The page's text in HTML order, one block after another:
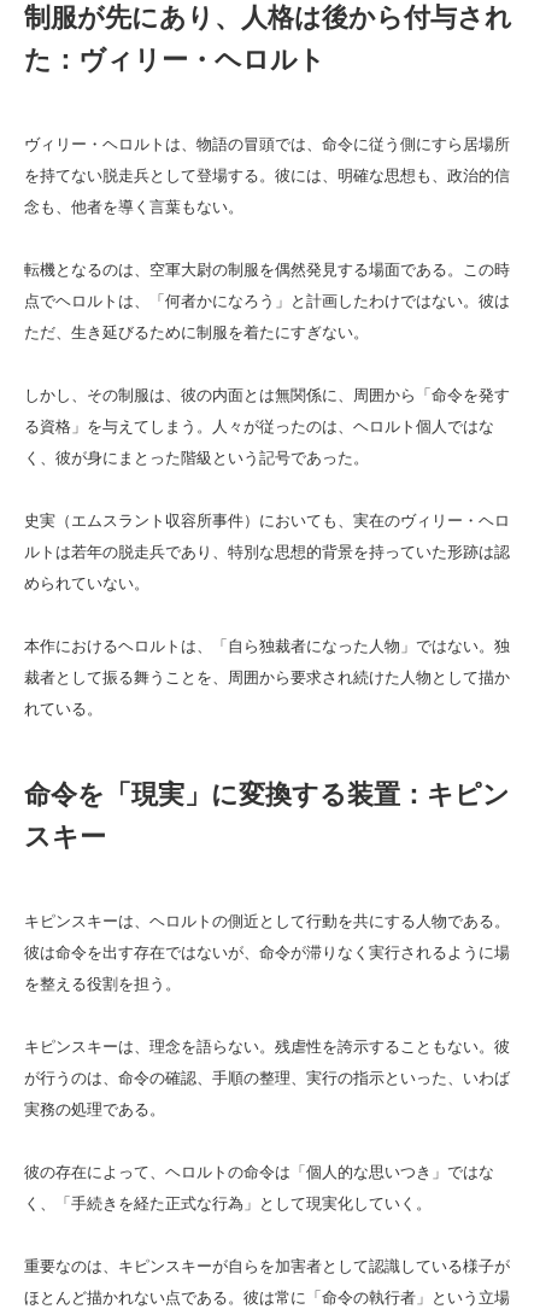
制服が先にあり、人格は後から付与され
た：ヴィリー・ヘロルト
ヴィリー・ヘロルトは、物語の冒頭では、命令に従う側にすら居場所
を持てない脱走兵として登場する。彼には、明確な思想も、政治的信
念も、他者を導く言葉もない。
転機となるのは、空軍大尉の制服を偶然発見する場面である。この時
点でヘロルトは、「何者かになろう」と計画したわけではない。彼は
ただ、生き延びるために制服を着たにすぎない。
しかし、その制服は、彼の内面とは無関係に、周囲から「命令を発す
る資格」を与えてしまう。人々が従ったのは、ヘロルト個人ではな
く、彼が身にまとった階級という記号であった。
史実（エムスラント収容所事件）においても、実在のヴィリー・ヘロ
ルトは若年の脱走兵であり、特別な思想的背景を持っていた形跡は認
められていない。
本作におけるヘロルトは、「自ら独裁者になった人物」ではない。独
裁者として振る舞うことを、周囲から要求され続けた人物として描か
れている。
命令を「現実」に変換する装置：キピン
スキー
キピンスキーは、ヘロルトの側近として行動を共にする人物である。
彼は命令を出す存在ではないが、命令が滞りなく実行されるように場
を整える役割を担う。
キピンスキーは、理念を語らない。残虐性を誇示することもない。彼
が行うのは、命令の確認、手順の整理、実行の指示といった、いわば
実務の処理である。
彼の存在によって、ヘロルトの命令は「個人的な思いつき」ではな
く、「手続きを経た正式な行為」として現実化していく。
重要なのは、キピンスキーが自らを加害者として認識している様子が
ほとんど描かれない点である。彼は常に「命令の執行者」という立場